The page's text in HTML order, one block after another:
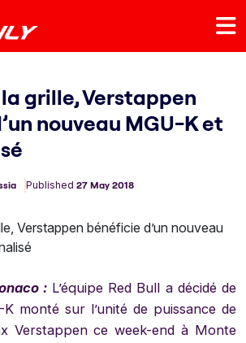
grille, Verstappen
nouveau MGU-K et
Published 27 May 2018
:L’équipe Red Bull a décidé de
monté sur l’unité de puissance de
Verstappen ce week-end à Monte